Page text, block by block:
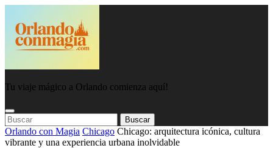
contenido
Tu viaje mágico a Orlando comienza aquí!
Botón
de
apertura
Botón
De
Cierre
Buscar:
Orlando con Magia Chicago Chicago: arquitectura icónica, cultura
vibrante y una experiencia urbana inolvidable